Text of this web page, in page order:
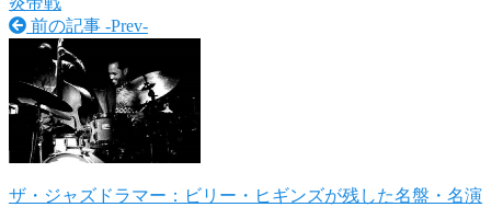
前の記事 -Prev-
ザ・ジャズドラマー：ビリー・ヒギンズが残した名盤・名演